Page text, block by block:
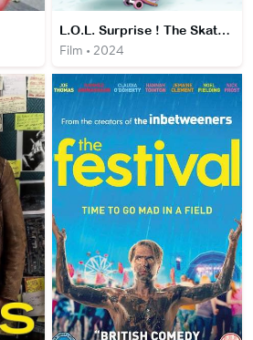
L.O.L. Surprise ! The Skate Dance Movie
Film • 2024